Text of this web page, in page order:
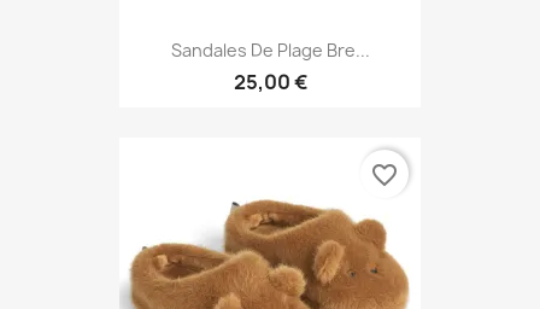
Sandales De Plage Bre...
25,00 €
favorite_border